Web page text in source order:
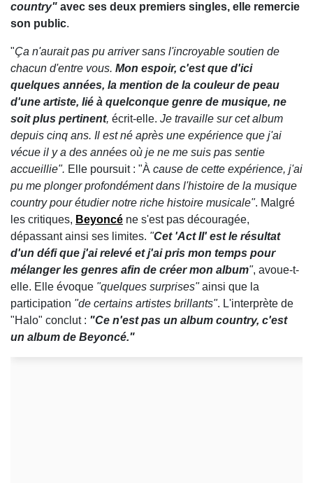
country" avec ses deux premiers singles, elle remercie
son public.
"Ça n'aurait pas pu arriver sans l'incroyable soutien de
chacun d'entre vous. Mon espoir, c'est que d'ici
quelques années, la mention de la couleur de peau
d'une artiste, lié à quelconque genre de musique, ne
soit plus pertinent, écrit-elle. Je travaille sur cet album
depuis cinq ans. Il est né après une expérience que j'ai
vécue il y a des années où je ne me suis pas sentie
accueillie". Elle poursuit : "À cause de cette expérience, j'ai
pu me plonger profondément dans l'histoire de la musique
country pour étudier notre riche histoire musicale". Malgré
les critiques, Beyoncé ne s'est pas découragée,
dépassant ainsi ses limites. "Cet 'Act II' est le résultat
d'un défi que j'ai relevé et j'ai pris mon temps pour
mélanger les genres afin de créer mon album", avoue-t-
elle. Elle évoque "quelques surprises"ainsi que la
participation "de certains artistes brillants". L'interprète de
"Halo" conclut : "Ce n'est pas un album country, c'est
un album de Beyoncé."